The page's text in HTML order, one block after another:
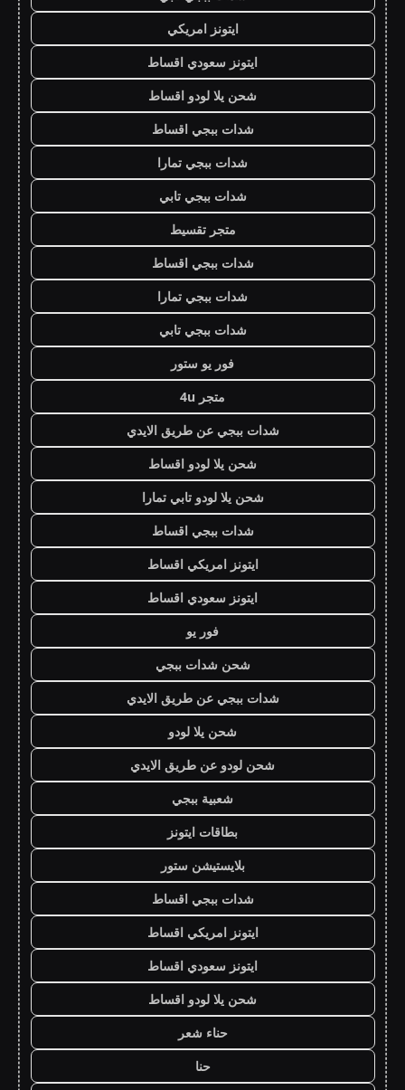
ايتونز امريكي
ايتونز سعودي اقساط
شحن يلا لودو اقساط
شدات ببجي اقساط
شدات ببجي تمارا
شدات ببجي تابي
متجر تقسيط
شدات ببجي اقساط
شدات ببجي تمارا
شدات ببجي تابي
فور يو ستور
متجر 4u
شدات ببجي عن طريق الايدي
شحن يلا لودو اقساط
شحن يلا لودو تابي تمارا
شدات ببجي اقساط
ايتونز امريكي اقساط
ايتونز سعودي اقساط
فور يو
شحن شدات ببجي
شدات ببجي عن طريق الايدي
شحن يلا لودو
شحن لودو عن طريق الايدي
شعبية ببجي
بطاقات ايتونز
بلايستيشن ستور
شدات ببجي اقساط
ايتونز امريكي اقساط
ايتونز سعودي اقساط
شحن يلا لودو اقساط
حناء شعر
حنا